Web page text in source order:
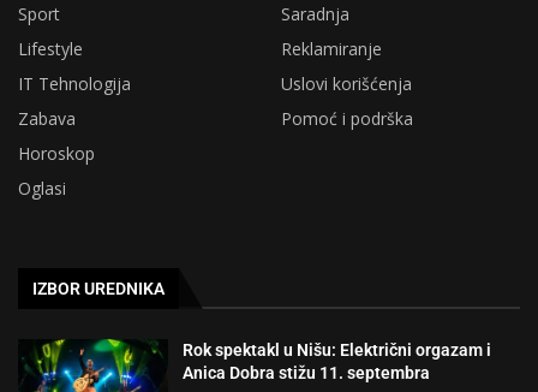
Sport
Saradnja
Lifestyle
Reklamiranje
IT Tehnologija
Uslovi korišćenja
Zabava
Pomoć i podrška
Horoskop
Oglasi
IZBOR UREDNIKA
Rok spektakl u Nišu: Električni orgazam i
Anica Dobra stižu 11. septembra